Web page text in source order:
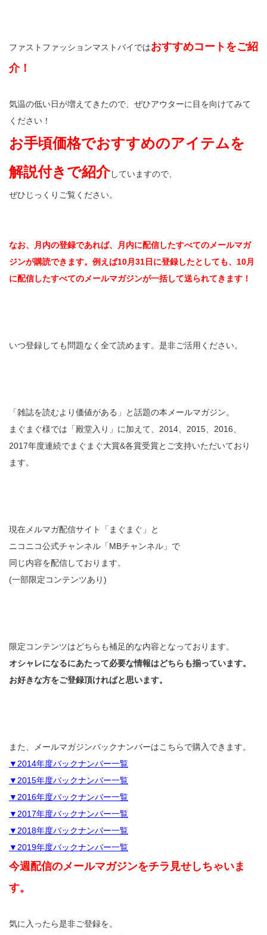
ファストファッションマストバイではおすすめコートをご紹
介！
気温の低い日が増えてきたので、ぜひアウターに目を向けてみて
ください！
お手頃価格でおすすめのアイテムを
解説付きで紹介していますので、
ぜひじっくりご覧ください。
なお、月内の登録であれば、月内に配信したすべてのメールマガ
ジンが購読できます。例えば10月31日に登録したとしても、10月
に配信したすべてのメールマガジンが一括して送られてきます！
いつ登録しても問題なく全て読めます。是非ご活用ください。
「雑誌を読むより価値がある」と話題の本メールマガジン。
まぐまぐ様では「殿堂入り」に加えて、2014、2015、2016、
2017年度連続でまぐまぐ大賞&各賞受賞とご支持いただいており
ます。
現在メルマガ配信サイト「まぐまぐ」と
ニコニコ公式チャンネル「MBチャンネル」で
同じ内容を配信しております。
(一部限定コンテンツあり)
限定コンテンツはどちらも補足的な内容となっております。
オシャレになるにあたって必要な情報はどちらも揃っています。
お好きな方をご登録頂ければと思います。
また、メールマガジンバックナンバーはこちらで購入できます。
▼2014年度バックナンバー一覧
▼2015年度バックナンバー一覧
▼2016年度バックナンバー一覧
▼2017年度バックナンバー一覧
▼2018年度バックナンバー一覧
▼2019年度バックナンバー一覧
今週配信のメールマガジンをチラ見せしちゃいま
す。
気に入ったら是非ご登録を。